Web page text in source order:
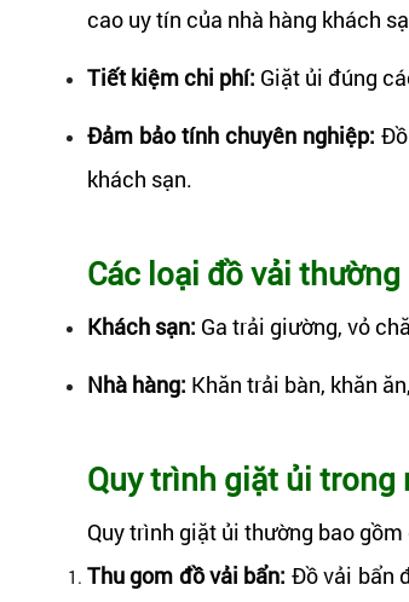
cao uy tín của nhà hàng khách
Tiết kiệm chi phí: Giặt ủi đúng
Đảm bảo tính chuyên nghiệp:
khách sạn.
Các loại đồ vải
Khách sạn: Ga trải giường, vỏ
Nhà hàng: Khăn trải bàn, khăn
Quy trình giặt ủi trong
Quy trình giặt ủi thường bao
Thu gom đồ vải bẩn: Đồ vải bẩn